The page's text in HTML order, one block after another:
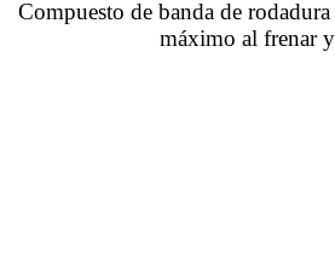
Compuesto de banda de
máximo al frenar